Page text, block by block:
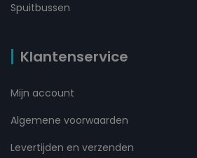
Spuitbussen
Klantenservice
Mijn account
Algemene voorwaarden
Levertijden en verzenden